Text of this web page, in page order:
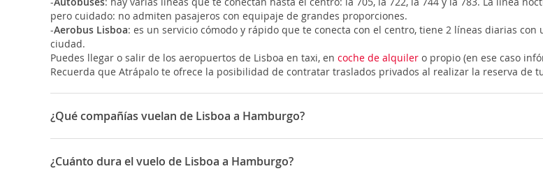
pero cuidado: no admiten pasajeros con equipaje de grandes proporciones.
-Aerobus Lisboa: es un servicio cómodo y rápido que te conecta con el centro, tiene 2 líneas diarias
ciudad.
Puedes llegar o salir de los aeropuertos de Lisboa en taxi, en coche de alquiler o propio (en ese caso
Recuerda que Atrápalo te ofrece la posibilidad de contratar traslados privados al realizar la reserva de
¿Qué compañías vuelan de Lisboa a Hamburgo?
Las compañías que vuelan de Lisboa a Hamburgo son: Ryanair
¿Cuánto dura el vuelo de Lisboa a Hamburgo?